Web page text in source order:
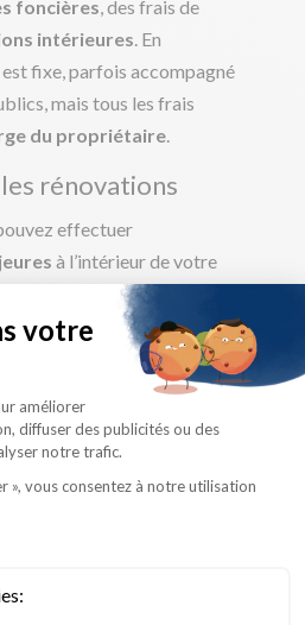
foncières, des frais de
intérieures. En
fixe, parfois accompagné
mais tous les frais
du propriétaire.
rénovations
effectuer
à l’intérieur de votre
imposées par la
les modifications sont
doit
demander
changements mineurs,
de la copropriété sont fixés
les parties communes,
par le propriétaire,